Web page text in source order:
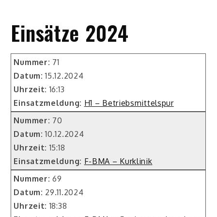
Einsätze 2024
Nummer: 71
Datum: 15.12.2024
Uhrzeit: 16:13
Einsatzmeldung: H1 – Betriebsmittelspur
Nummer: 70
Datum: 10.12.2024
Uhrzeit: 15:18
Einsatzmeldung: F-BMA – Kurklinik
Nummer: 69
Datum: 29.11.2024
Uhrzeit: 18:38